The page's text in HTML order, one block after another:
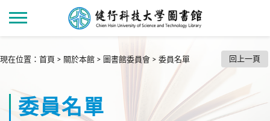
現在位置 ： 首頁 > 關於本館 > 圖書館委員會 > 委員名單 回上一頁
委員名單